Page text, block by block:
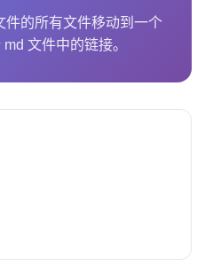
件的所有文件移动到一个
文件中的链接。